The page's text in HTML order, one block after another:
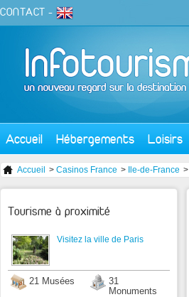
CONTACT -
Accueil Hébergements Loisirs
Accueil > Casinos France > Ile-de-France >
Tourisme à proximité
Visitez la ville de Paris
21 Musées
31
Monuments